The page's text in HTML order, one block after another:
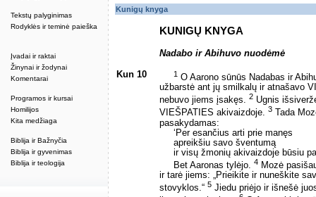
Tekstų palyginimas
Rodyklės ir teminė paieška
Įvadai ir raktai
Žinynai ir žodynai
Komentarai
Programos ir kursai
Homilijos
Kita medžiaga
Biblija ir Bažnyčia
Biblija ir gyvenimas
Biblija ir teologija
Kunigų knyga
KUNIGŲ KNYGA
Nadabo ir Abihuvo nuodėmė
Kun 10 1 O Aarono sūnūs Nadabas ir
užbarstė ant jų smilkalų ir atnašavo
nebuvo jiems įsakęs. 2 Ugnis
VIEŠPATIES akivaizdoje. 3 Tada
pasakydamas:
‘Per esančius arti prie manęs
apreikšiu savo šventumą
ir visų žmonių akivaizdoje būsiu
Bet Aaronas tylėjo. 4 Mozė
ir tarė jiems: „Prieikite ir nuneškite
stovyklos.“ 5 Jiedu priėjo ir išnešė